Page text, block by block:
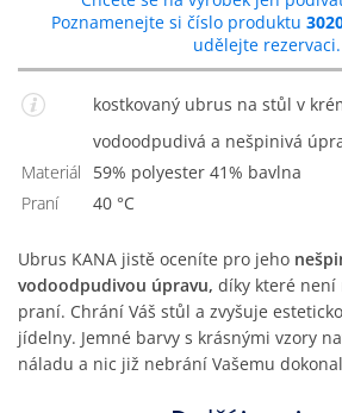
Poznamenejte si číslo produktu
udělejte rezervaci.
kostkovaný ubrus na stůl v
vodoodpudivá a nešpinivá
Materiál
59% polyester 41% bavlna
Praní
40 °C
Ubrus KANA jistě oceníte pro jeho
vodoodpudivou úpravu, díky které není
praní. Chrání Váš stůl a zvyšuje
jídelny. Jemné barvy s krásnými vzory
náladu a nic již nebrání Vašemu